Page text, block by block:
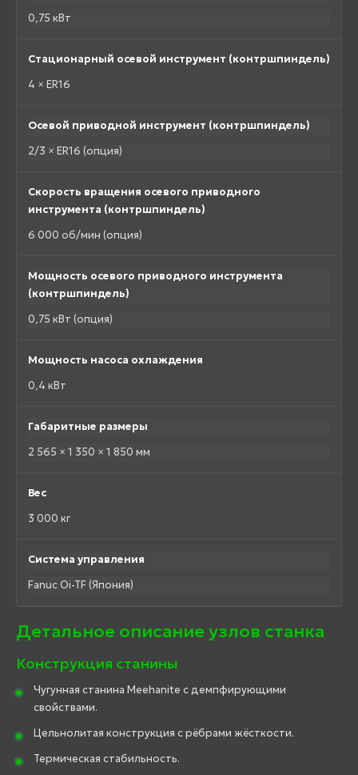
0,75 кВт
Стационарный осевой инструмент (контршпиндель)
4 × ER16
Осевой приводной инструмент (контршпиндель)
2/3 × ER16 (опция)
Скорость вращения осевого приводного
инструмента (контршпиндель)
6 000 об/мин (опция)
Мощность осевого приводного инструмента
(контршпиндель)
0,75 кВт (опция)
Мощность насоса охлаждения
0,4 кВт
Габаритные размеры
2 565 × 1 350 × 1 850 мм
Вес
3 000 кг
Система управления
Fanuc Oi-TF (Япония)
Детальное описание узлов станка
Конструкция станины
Чугунная станина Meehanite с демпфирующими
свойствами.
Цельнолитая конструкция с рёбрами жёсткости.
Термическая стабильность.